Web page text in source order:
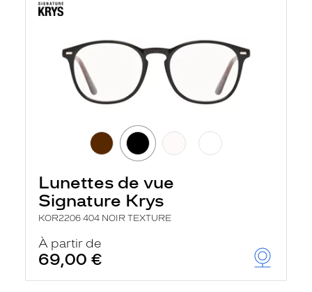
Lunettes de vue
Signature Krys
KOR2206 404 NOIR TEXTURE
À partir de
69,00 €